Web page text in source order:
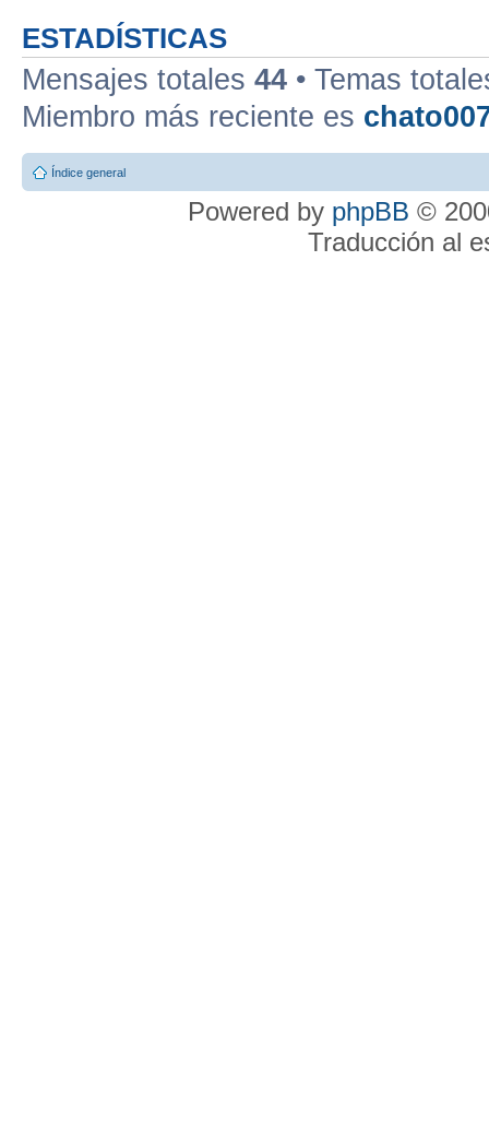
ESTADÍSTICAS
Mensajes totales 44 • Temas
Miembro más reciente es
Índice general
Powered by phpBB ©
Traducción al